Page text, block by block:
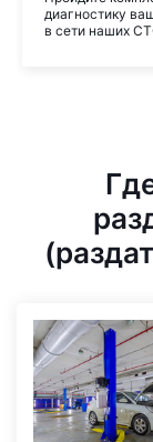
диагностику
в сети наших